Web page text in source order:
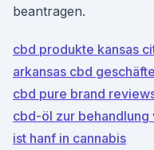
beantragen.
cbd produkte kansas
arkansas cbd geschäfte
cbd pure brand
cbd-öl zur behandlung
ist hanf in cannabis